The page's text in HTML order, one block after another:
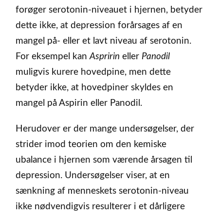
forøger serotonin-niveauet i hjernen, betyder
dette ikke, at depression forårsages af en
mangel på- eller et lavt niveau af serotonin.
For eksempel kanAspririn eller Panodil
muligvis kurere hovedpine, men dette
betyder ikke, at hovedpiner skyldes en
mangel på Aspirin eller Panodil.
Herudover er der mange undersøgelser, der
strider imod teorien om den kemiske
ubalance i hjernen som værende årsagen til
depression. Undersøgelser viser, at en
sænkning af menneskets serotonin-niveau
ikke nødvendigvis resulterer i et dårligere